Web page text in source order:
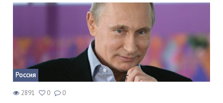
Россия
2891 0 0